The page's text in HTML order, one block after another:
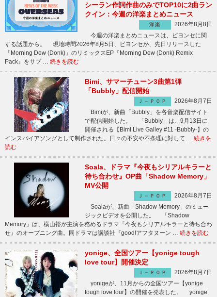
シーラン作詞作曲のみでTOP10に2曲ラン
クイン：今週の洋楽まとめニュース
洋楽
2026年8月8日
今週の洋楽まとめニュースは、ビヨンセに関
する話題から。 現地時間2026年8月5日、ビヨンセが、先日リリースした
「Morning Dew (Donk)」のリミックスEP『Morning Dew (Donk) Remix
Pack』をサプ … 続きを読む
Bimi、サマーチューン3曲第1弾
「Bubbly」配信開始
Ｊ－ＰＯＰ
2026年8月7日
Bimiが、新曲「Bubbly」を各音楽配信サイト
で配信開始した。 「Bubbly」は、9月13日に
開催される【Bimi Live Galley #11 -Bubbly-】の
インスパイアソングとして制作された。日々の不安や不条理に対して … 続きを
読む
Soala、ドラマ『今夜もシリアルキラーと
待ち合わせ』OP曲「Shadow Memory」
MV公開
Ｊ－ＰＯＰ
2026年8月7日
Soalaが、新曲「Shadow Memory」のミュー
ジックビデオを公開した。 「Shadow
Memory」は、横山裕が主演を務めるドラマ『今夜もシリアルキラーと待ち合わ
せ』のオープニング曲。同ドラマは講談社『good!アフタヌーン … 続きを読む
yonige、全国ツアー【yonige tough
love tour】開催決定
Ｊ－ＰＯＰ
2026年8月7日
yonigeが、11月からの全国ツアー【yonige
tough love tour】の開催を発表した。 yonige